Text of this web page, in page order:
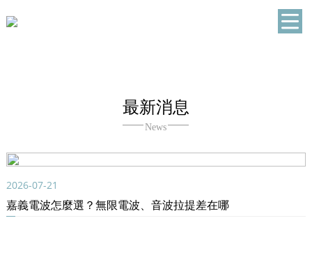
最新消息
News
2026-07-21
嘉義電波怎麼選？無限電波、音波拉提差在哪